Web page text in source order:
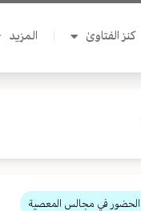
كنز الفتاوىٰ المزيد
في مجالس المعصية